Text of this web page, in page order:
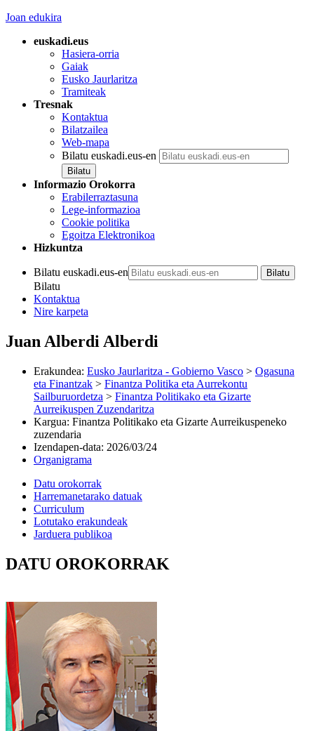
Joan edukira
euskadi.eus
Hasiera-orria
Gaiak
Eusko Jaurlaritza
Tramiteak
Tresnak
Kontaktua
Bilatzailea
Web-mapa
Bilatu euskadi.eus-en
Informazio Orokorra
Erabilerraztasuna
Lege-informazioa
Cookie politika
Egoitza Elektronikoa
Hizkuntza
Bilatu euskadi.eus-en
Bilatu
Kontaktua
Nire karpeta
Juan Alberdi Alberdi
Erakundea: Eusko Jaurlaritza - Gobierno Vasco > Ogasuna
eta Finantzak > Finantza Politika eta Aurrekontu
Sailburuordetza > Finantza Politikako eta Gizarte
Aurreikuspen Zuzendaritza
Kargua: Finantza Politikako eta Gizarte Aurreikuspeneko
zuzendaria
Izendapen-data: 2026/03/24
Organigrama
Datu orokorrak
Harremanetarako datuak
Curriculum
Lotutako erakundeak
Jarduera publikoa
DATU OROKORRAK